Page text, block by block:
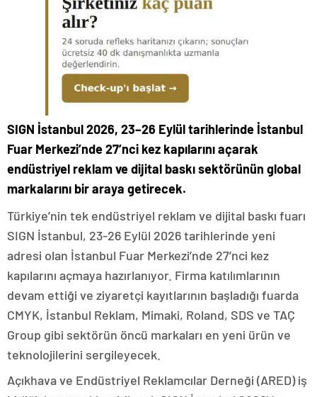
SIGN İstanbul 2026, 23–26 Eylül tarihlerinde İstanbul
Fuar Merkezi’nde 27’nci kez kapılarını açarak
endüstriyel reklam ve dijital baskı sektörünün global
markalarını bir araya getirecek.
Türkiye’nin tek endüstriyel reklam ve dijital baskı fuarı
SIGN İstanbul, 23-26 Eylül 2026 tarihlerinde yeni
adresi olan İstanbul Fuar Merkezi’nde 27’nci kez
kapılarını açmaya hazırlanıyor. Firma katılımlarının
devam ettiği ve ziyaretçi kayıtlarının başladığı fuarda
CMYK, İstanbul Reklam, Mimaki, Roland, SDS ve TAÇ
Group gibi sektörün öncü markaları en yeni ürün ve
teknolojilerini sergileyecek.
Açıkhava ve Endüstriyel Reklamcılar Derneği (ARED) iş